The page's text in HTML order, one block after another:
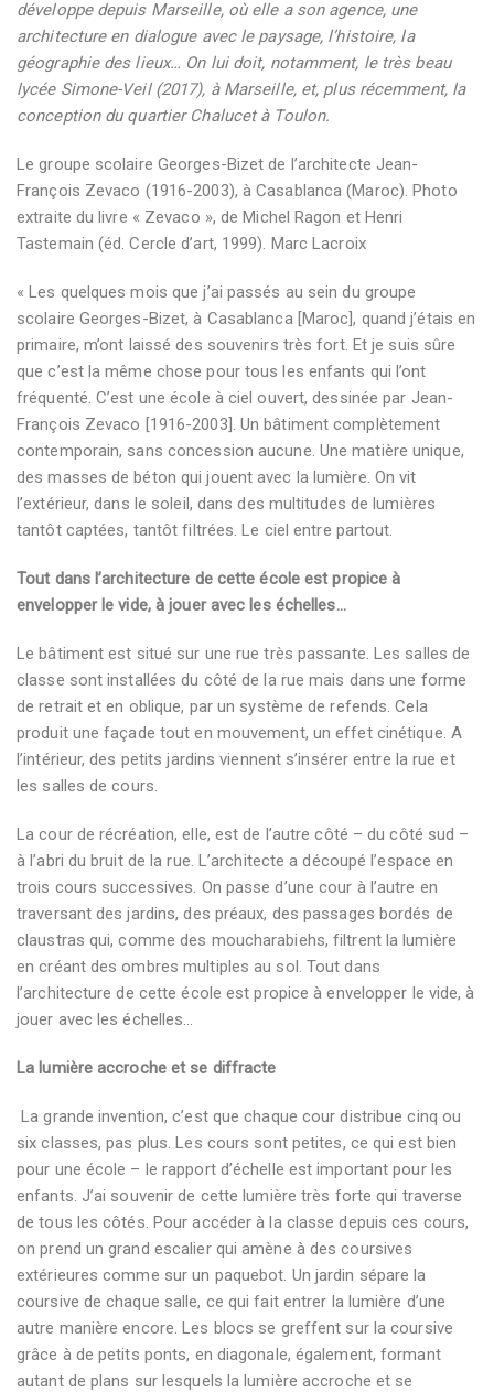
développe depuis Marseille, où elle a son agence, une
architecture en dialogue avec le paysage, l’histoire, la
géographie des lieux… On lui doit, notamment, le très beau
lycée Simone-Veil (2017), à Marseille, et, plus récemment, la
conception du quartier Chalucet à Toulon.
Le groupe scolaire Georges-Bizet de l’architecte Jean-
François Zevaco (1916-2003), à Casablanca (Maroc). Photo
extraite du livre « Zevaco », de Michel Ragon et Henri
Tastemain (éd. Cercle d’art, 1999). Marc Lacroix
« Les quelques mois que j’ai passés au sein du groupe
scolaire Georges-Bizet, à Casablanca [Maroc], quand j’étais en
primaire, m’ont laissé des souvenirs très fort. Et je suis sûre
que c’est la même chose pour tous les enfants qui l’ont
fréquenté. C’est une école à ciel ouvert, dessinée par Jean-
François Zevaco [1916-2003]. Un bâtiment complètement
contemporain, sans concession aucune. Une matière unique,
des masses de béton qui jouent avec la lumière. On vit
l’extérieur, dans le soleil, dans des multitudes de lumières
tantôt captées, tantôt filtrées. Le ciel entre partout.
Tout dans l’architecture de cette école est propice à
envelopper le vide, à jouer avec les échelles…
Le bâtiment est situé sur une rue très passante. Les salles de
classe sont installées du côté de la rue mais dans une forme
de retrait et en oblique, par un système de refends. Cela
produit une façade tout en mouvement, un effet cinétique. A
l’intérieur, des petits jardins viennent s’insérer entre la rue et
les salles de cours.
La cour de récréation, elle, est de l’autre côté – du côté sud –
à l’abri du bruit de la rue. L’architecte a découpé l’espace en
trois cours successives. On passe d’une cour à l’autre en
traversant des jardins, des préaux, des passages bordés de
claustras qui, comme des moucharabiehs, filtrent la lumière
en créant des ombres multiples au sol. Tout dans
l’architecture de cette école est propice à envelopper le vide, à
jouer avec les échelles…
La lumière accroche et se diffracte
La grande invention, c’est que chaque cour distribue cinq ou
six classes, pas plus. Les cours sont petites, ce qui est bien
pour une école – le rapport d’échelle est important pour les
enfants. J’ai souvenir de cette lumière très forte qui traverse
de tous les côtés. Pour accéder à la classe depuis ces cours,
on prend un grand escalier qui amène à des coursives
extérieures comme sur un paquebot. Un jardin sépare la
coursive de chaque salle, ce qui fait entrer la lumière d’une
autre manière encore. Les blocs se greffent sur la coursive
grâce à de petits ponts, en diagonale, également, formant
autant de plans sur lesquels la lumière accroche et se